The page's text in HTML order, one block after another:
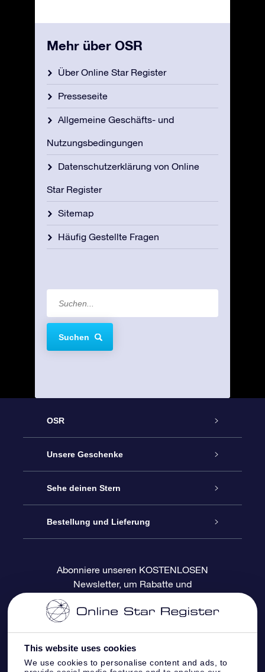
This website uses cookies
We use cookies to personalise content and ads, to
Mehr über OSR
Über Online Star Register
Presseseite
Allgemeine Geschäfts- und
Nutzungsbedingungen
Datenschutzerklärung von Online
Star Register
Sitemap
Häufig Gestellte Fragen
Suchen
OSR
Service
Kontakt
Blog
Bewertungen
Unsere Geschenke
Sterne schenken
OSR-Geschenkpaket
OSR-Geschenkgutschein
Firmengeschenke
Sehe deinen Stern
Sternregister
Personalisierte Sternseite
One Million Stars
OSR-Starsaver
Bestellung und Lieferung
Zahlungsinformationen
Versandinformationen
Rückgaberecht
Abonniere unseren KOSTENLOSEN
Newsletter, um Rabatte und